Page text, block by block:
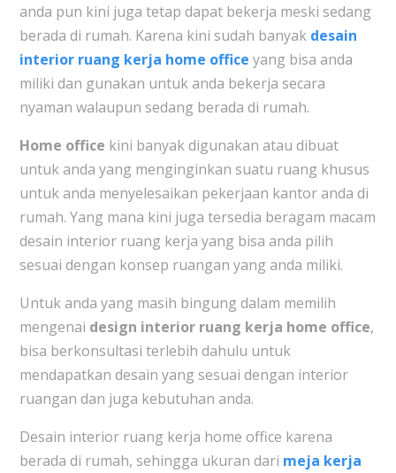
anda pun kini juga tetap dapat bekerja meski sedang
berada di rumah. Karena kini sudah banyak desain
interior ruang kerja home office yang bisa anda
miliki dan gunakan untuk anda bekerja secara
nyaman walaupun sedang berada di rumah.
Home office kini banyak digunakan atau dibuat
untuk anda yang menginginkan suatu ruang khusus
untuk anda menyelesaikan pekerjaan kantor anda di
rumah. Yang mana kini juga tersedia beragam macam
desain interior ruang kerja yang bisa anda pilih
sesuai dengan konsep ruangan yang anda miliki.
Untuk anda yang masih bingung dalam memilih
mengenai design interior ruang kerja home office,
bisa berkonsultasi terlebih dahulu untuk
mendapatkan desain yang sesuai dengan interior
ruangan dan juga kebutuhan anda.
Desain interior ruang kerja home office karena
berada di rumah, sehingga ukuran dari meja kerja